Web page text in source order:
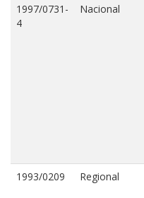
1997/0731-
4
Nacional
1993/0209 Regional